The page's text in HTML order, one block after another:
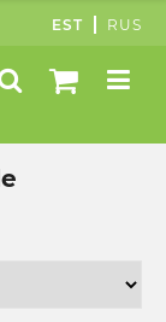
EST RUS